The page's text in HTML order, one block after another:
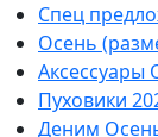
Спец
Осень
Аксессуары
Пуховики
Деним